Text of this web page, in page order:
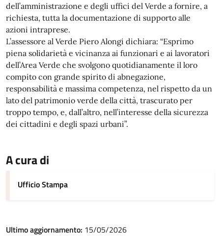
dell’amministrazione e degli uffici del Verde a fornire, a
richiesta, tutta la documentazione di supporto alle
azioni intraprese.
L’assessore al Verde Piero Alongi dichiara: “Esprimo
piena solidarietà e vicinanza ai funzionari e ai lavoratori
dell’Area Verde che svolgono quotidianamente il loro
compito con grande spirito di abnegazione,
responsabilità e massima competenza, nel rispetto da un
lato del patrimonio verde della città, trascurato per
troppo tempo, e, dall’altro, nell’interesse della sicurezza
dei cittadini e degli spazi urbani”.
A cura di
Ufficio Stampa
Ultimo aggiornamento: 15/05/2026